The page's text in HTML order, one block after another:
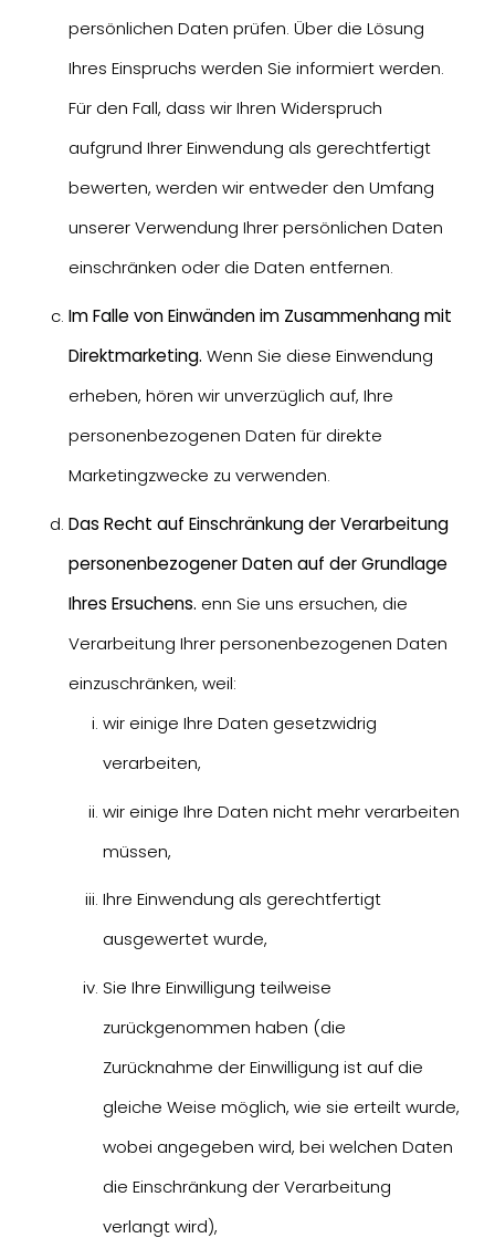
persönlichen Daten prüfen. Über die Lösung
Ihres Einspruchs werden Sie informiert werden.
Für den Fall, dass wir Ihren Widerspruch
aufgrund Ihrer Einwendung als gerechtfertigt
bewerten, werden wir entweder den Umfang
unserer Verwendung Ihrer persönlichen Daten
einschränken oder die Daten entfernen.
Im Falle von Einwänden im Zusammenhang mit
Direktmarketing.Wenn Sie diese Einwendung
erheben, hören wir unverzüglich auf, Ihre
personenbezogenen Daten für direkte
Marketingzwecke zu verwenden.
Das Recht auf Einschränkung der Verarbeitung
personenbezogener Daten auf der Grundlage
Ihres Ersuchens. enn Sie uns ersuchen, die
Verarbeitung Ihrer personenbezogenen Daten
einzuschränken, weil:
wir einige Ihre Daten gesetzwidrig
verarbeiten,
wir einige Ihre Daten nicht mehr verarbeiten
müssen,
Ihre Einwendung als gerechtfertigt
ausgewertet wurde,
Sie Ihre Einwilligung teilweise
zurückgenommen haben (die
Zurücknahme der Einwilligung ist auf die
gleiche Weise möglich, wie sie erteilt wurde,
wobei angegeben wird, bei welchen Daten
die Einschränkung der Verarbeitung
verlangt wird),